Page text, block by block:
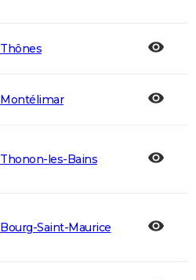
Thônes
Montélimar
Thonon-les-Bains
Bourg-Saint-Maurice